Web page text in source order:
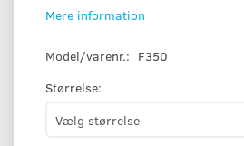
Mere information
Model/varenr.: F350
Størrelse: